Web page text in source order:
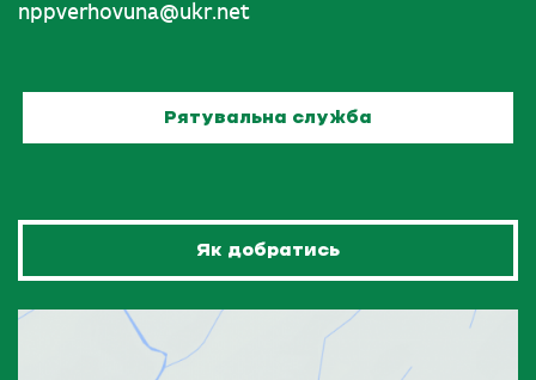
nppverhovuna@ukr.net
Рятувальна служба
Як добратись